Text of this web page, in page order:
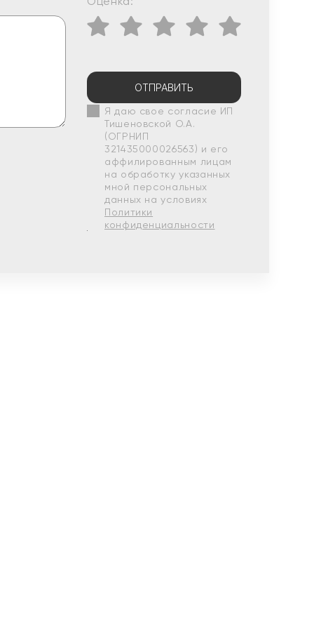
ОТПРАВИТЬ
Я даю свое согласие ИП
Тишеновской О.А.
(ОГРНИП
321435000026563) и его
аффилированным лицам
на обработку указанных
мной персональных
данных на условиях
Политики
конфиденциальности